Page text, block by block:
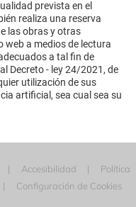
prevista en el
realiza una reserva
las obras y otras
web a medios de lectura
a tal fin de
Decreto - ley 24/2021, de
utilización de sus
artificial, sea cual sea su
Accesibilidad
Política
Configuración de Cookies